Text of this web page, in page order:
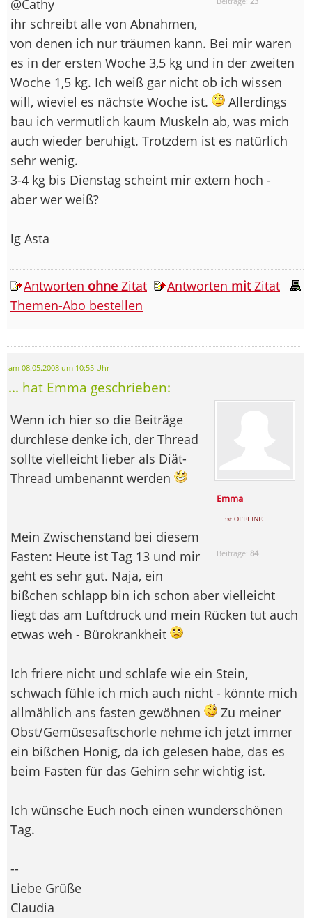
@Cathy
ihr schreibt alle von Abnahmen,
von denen ich nur träumen kann. Bei mir waren
es in der ersten Woche 3,5 kg und in der zweiten
Woche 1,5 kg. Ich weiß gar nicht ob ich wissen
will, wieviel es nächste Woche ist.
Allerdings
bau ich vermutlich kaum Muskeln ab, was mich
auch wieder beruhigt. Trotzdem ist es natürlich
sehr wenig.
3-4 kg bis Dienstag scheint mir extem hoch -
aber wer weiß?
lg Asta
Antworten ohne Zitat Antworten mitZitat
Themen-Abo bestellen
am 08.05.2008 um 10:55 Uhr
... hat Emma geschrieben:
Emma
... ist OFFLINE
Beiträge:84
Wenn ich hier so die Beiträge
durchlese denke ich, der Thread
sollte vielleicht lieber als Diät-
Thread umbenannt werden
Mein Zwischenstand bei diesem
Fasten: Heute ist Tag 13 und mir
geht es sehr gut. Naja, ein
bißchen schlapp bin ich schon aber vielleicht
liegt das am Luftdruck und mein Rücken tut auch
etwas weh - Bürokrankheit
Ich friere nicht und schlafe wie ein Stein,
schwach fühle ich mich auch nicht - könnte mich
allmählich ans fasten gewöhnen
Zu meiner
Obst/Gemüsesaftschorle nehme ich jetzt immer
ein bißchen Honig, da ich gelesen habe, das es
beim Fasten für das Gehirn sehr wichtig ist.
Ich wünsche Euch noch einen wunderschönen
Tag.
--
Liebe Grüße
Claudia